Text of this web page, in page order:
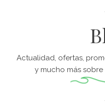
Actualidad, ofertas,
y mucho más